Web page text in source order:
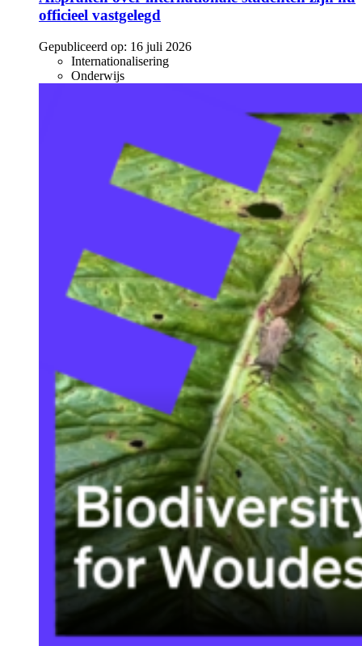
officieel vastgelegd
Gepubliceerd op: 16 juli 2026
Internationalisering
Onderwijs